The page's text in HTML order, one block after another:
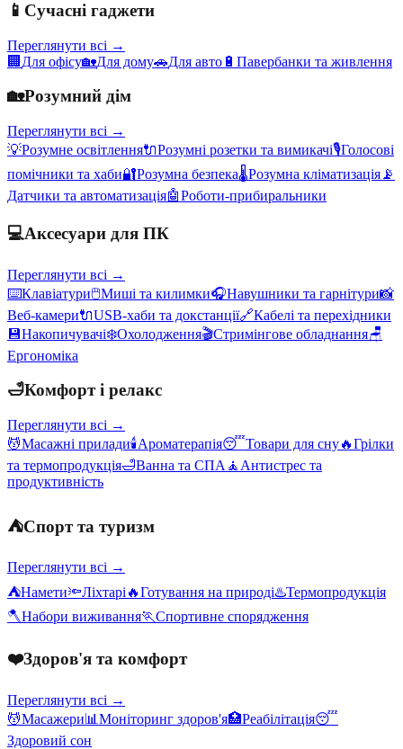
📱 Сучасні гаджети
Переглянути всі →
🏢 Для офісу🏡Для дому🚗Для авто 🔋 Павербанки та живлення
🏡Розумний дім
Переглянути всі →
💡Розумне освітлення🔌Розумні розетки та вимикачі🎙️Голосові
помічники та хаби🔐Розумна безпека🌡️Розумна кліматизація 📡
Датчики та автоматизація🤖Роботи-прибиральники
💻Аксесуари для ПК
Переглянути всі →
⌨️Клавіатури🖱️Миші та килимки🎧Навушники та гарнітури📸
Веб-камери🔌USB-хаби та докстанції🔗Кабелі та перехідники
💾Накопичувачі❄️Охолодження🎬Стримінгове обладнання🪑
Ергономіка
🛁Комфорт і релакс
Переглянути всі →
💆Масажні прилади🕯️Ароматерапія😴Товари для сну🔥Грілки
та термопродукція🛁Ванна та СПА 🧘 Антистрес та
продуктивність
⛺Спорт та туризм
Переглянути всі →
⛺Намети🔦Ліхтарі 🔥Готування на природі♨️Термопродукція
🪓Набори виживання🏃Спортивне спорядження
❤️Здоров'я та комфорт
Переглянути всі →
💆Масажери📊 Моніторинг здоров'я🏥Реабілітація😴
Здоровий сон